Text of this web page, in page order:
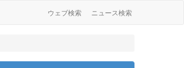
ウェブ検索 ニュース検索